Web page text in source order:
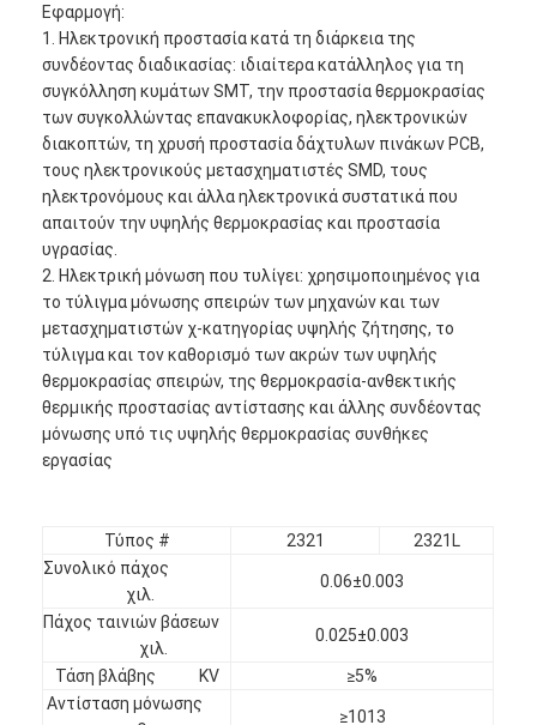
Προϊόντα
Περίπου εμείς
Εφαρμογή:
1. Ηλεκτρονική προστασία κατά τη διάρκεια της
συνδέοντας διαδικασίας: ιδιαίτερα κατάλληλος για τη
συγκόλληση κυμάτων SMT, την προστασία θερμοκρασίας
των συγκολλώντας επανακυκλοφορίας, ηλεκτρονικών
διακοπτών, τη χρυσή προστασία δάχτυλων πινάκων PCB,
τους ηλεκτρονικούς μετασχηματιστές SMD, τους
ηλεκτρονόμους και άλλα ηλεκτρονικά συστατικά που
απαιτούν την υψηλής θερμοκρασίας και προστασία
υγρασίας.
2. Ηλεκτρική μόνωση που τυλίγει: χρησιμοποιημένος για
το τύλιγμα μόνωσης σπειρών των μηχανών και των
μετασχηματιστών χ-κατηγορίας υψηλής ζήτησης, το
τύλιγμα και τον καθορισμό των ακρών των υψηλής
θερμοκρασίας σπειρών, της θερμοκρασία-ανθεκτικής
θερμικής προστασίας αντίστασης και άλλης συνδέοντας
μόνωσης υπό τις υψηλής θερμοκρασίας συνθήκες
εργασίας
Τύπος # 2321
2321L
Συνολικό πάχος
χιλ.
0.06±0.003
Πάχος ταινιών βάσεων
χιλ.
0.025±0.003
Τάση βλάβης KV
≥5%
Αντίσταση μόνωσης
≥1013